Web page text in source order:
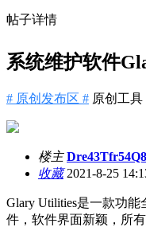
帖子详情
系统维护软件
# 原创发布区 # 原创工具
楼主
收藏2021-8-25
Glary Utilities是一款功
件，软件界面新颖，所